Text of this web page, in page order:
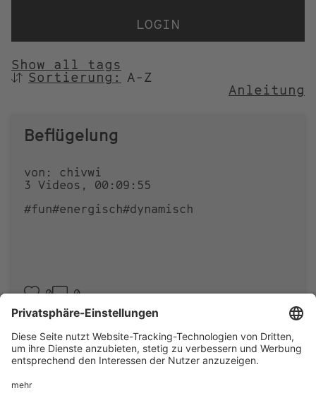
LOGIN
Show all tags
SORTIEREN
Sortierung:
Anleitung
Beflügelung
von: chivwi
3 Videos, 00:09:55
#fun#energisch#dynamisch
0 0
Footer
menu
IMPRESSUM PRIVACY
IMAI PLAY NUTZUNGSBEDINGUNGEN